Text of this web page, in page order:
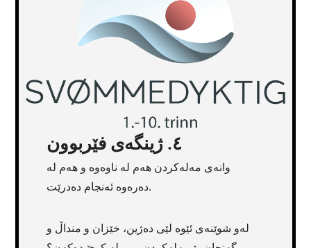
٤. ژینگەی فێربوون
وانەی مەلەکردن هەم لە ناوەوە و هەم لە
دەرەوە ئەنجام دەدرێت.
لەو شوێنەی ئێوە لێی دەژین، خێزان و منداڵ و